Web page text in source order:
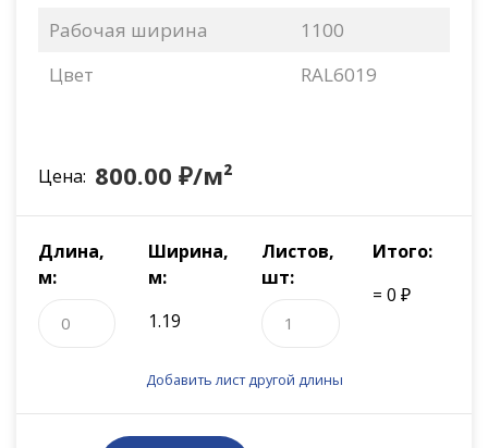
Рабочая ширина
1100
Цвет
RAL6019
Цена: 800.00 ₽/м²
Длина,
м:
Ширина,
м:
1.19
Листов,
шт:
Итого:
= 0 ₽
Добавить лист другой длины